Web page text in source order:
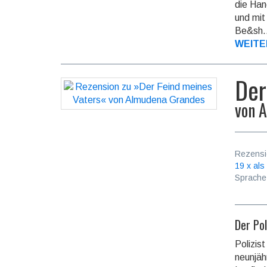
die
und
von
19 x als
Der